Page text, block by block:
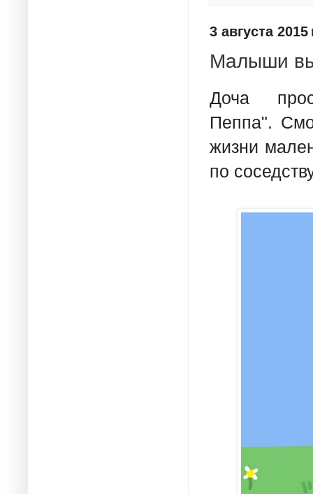
3 августа 2015
Малыши
Доча
Пеппа".
жизни
по